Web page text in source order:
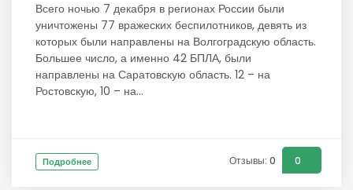
Всего ночью 7 декабря в регионах России были
уничтожены 77 вражеских беспилотников, девять из
которых были направлены на Волгоградскую область.
Большее число, а именно 42 БПЛА, были
направлены на Саратовскую область. 12 – на
Ростовскую, 10 – на...
Подробнее Отзывы: 0 0